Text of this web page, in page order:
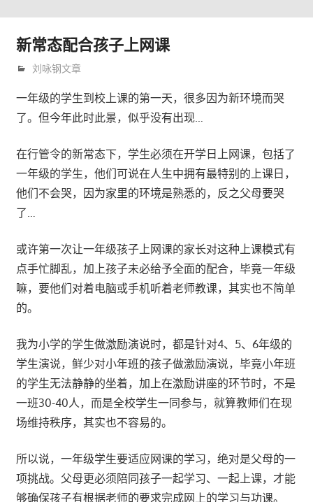
新常态配合孩子上网课
1月 22, 2021
trainer
刘咏钢文章
一年级的学生到校上课的第一天，很多因为新环境而哭
了。但今年此时此景，似乎没有出现…
在行管令的新常态下，学生必须在开学日上网课，包括了
一年级的学生，他们可说在人生中拥有最特别的上课日，
他们不会哭，因为家里的环境是熟悉的，反之父母要哭
了…
或许第一次让一年级孩子上网课的家长对这种上课模式有
点手忙脚乱，加上孩子未必给予全面的配合，毕竟一年级
嘛，要他们对着电脑或手机听着老师教课，其实也不简单
的。
我为小学的学生做激励演说时，都是针对4、5、6年级的
学生演说，鲜少对小年班的孩子做激励演说，毕竟小年班
的学生无法静静的坐着，加上在激励讲座的环节时，不是
一班30-40人，而是全校学生一同参与，就算教师们在现
场维持秩序，其实也不容易的。
所以说，一年级学生要适应网课的学习，绝对是父母的一
项挑战。父母更必须陪同孩子一起学习、一起上课，才能
够确保孩子有根据老师的要求完成网上的学习与功课。